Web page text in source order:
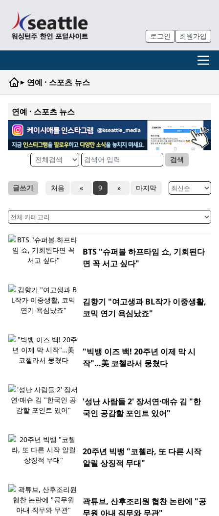
로그인 회원가입
▸ 연예 · 스포츠 뉴스
연예 · 스포츠 뉴스
검색
글쓰기 처음 « 9 » 마지막
BTS "슈퍼볼 하프타임 쇼, 기회된다
면 꼭 서고 싶다"
김향기 "여고생과 BL작가 이중생활,
코믹 연기 욕심났죠"
"빅뱅 이즈 백! 20주년 이제 막 시
작"…美 코첼라서 뭉쳤다
'성난 사람들 2' 장서연·매슈 김 "한
국인 공감할 포인트 있어"
20주년 빅뱅 "코첼라, 또 다른 시작
알릴 상징적 무대"
곽튜브, 산후조리원 협찬 논란에 "공
무원 아내 직무와 무관"